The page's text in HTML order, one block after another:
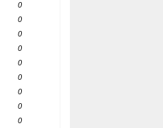
0
0
0
0
0
0
0
0
0